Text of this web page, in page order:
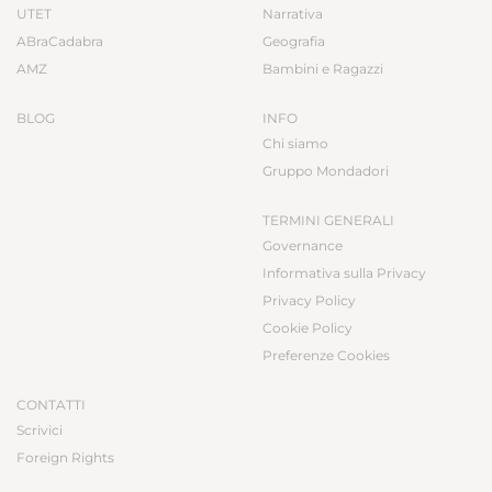
UTET
ABraCadabra
AMZ
BLOG
Narrativa
Geografia
Bambini e Ragazzi
INFO
Chi siamo
Gruppo Mondadori
TERMINI GENERALI
Governance
Informativa sulla Privacy
Privacy Policy
Cookie Policy
Preferenze Cookies
CONTATTI
Scrivici
Foreign Rights